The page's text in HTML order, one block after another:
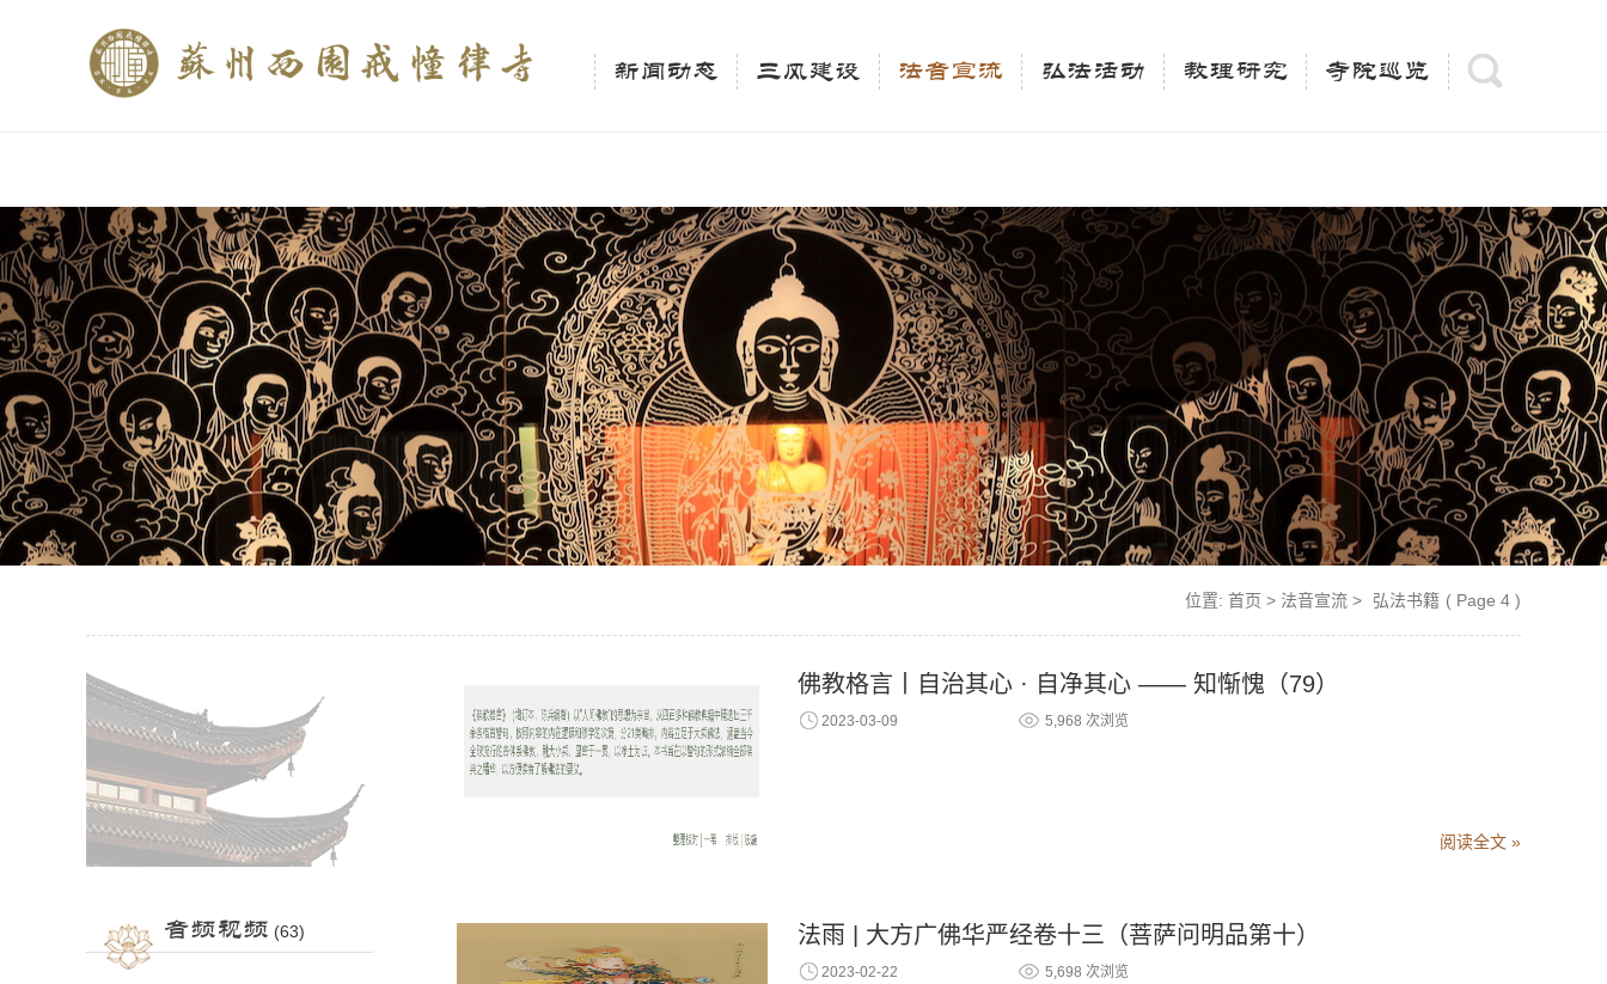
$description = category_description(); } elseif (is_tag()){ $keywords = single_tag_title('', false); $description = tag_description(); } $keywords = trim(strip_tags($keywords)); $description =
trim(strip_tags($description)); ?>
新闻动态 三风建设 法音宣流 弘法活动 教理研究 寺院巡览
位置: 首页 > 法音宣流 > 弘法书籍 ( Page 4 )
音频视频 (63)
佛教格言丨自治其心 · 自净其心 —— 知惭愧（79）
2023-03-09 5,968 次浏览
阅读全文 »
法雨 | 大方广佛华严经卷十三（菩萨问明品第十）
2023-02-22 5,698 次浏览